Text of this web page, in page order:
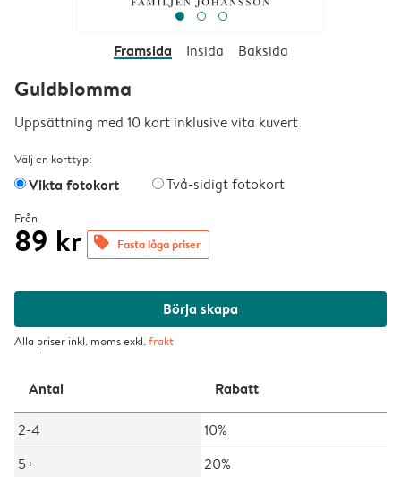
Framsida Insida Baksida
Guldblomma
Uppsättning med 10 kort inklusive vita kuvert
Välj en korttyp:
Vikta fotokort Två-sidigt fotokort
Från
89 kr offers Fasta låga priser
Börja skapa
Alla priser inkl. moms exkl.frakt
Antal Rabatt
2-4
10%
5+
20%